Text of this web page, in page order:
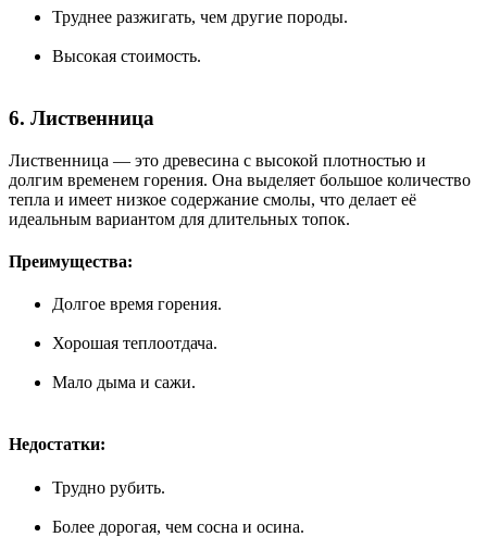
Труднее разжигать, чем другие породы.
Высокая стоимость.
6. Лиственница
Лиственница — это древесина с высокой плотностью и
долгим временем горения. Она выделяет большое количество
тепла и имеет низкое содержание смолы, что делает её
идеальным вариантом для длительных топок.
Преимущества:
Долгое время горения.
Хорошая теплоотдача.
Мало дыма и сажи.
Недостатки:
Трудно рубить.
Более дорогая, чем сосна и осина.